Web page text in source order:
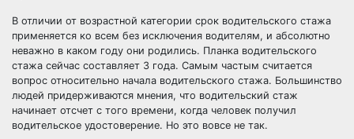
В отличии от возрастной категории срок водительского стажа
применяется ко всем без исключения водителям, и абсолютно
неважно в каком году они родились. Планка водительского
стажа сейчас составляет 3 года. Самым частым считается
вопрос относительно начала водительского стажа. Большинство
людей придерживаются мнения, что водительский стаж
начинает отсчет с того времени, когда человек получил
водительское удостоверение. Но это вовсе не так.